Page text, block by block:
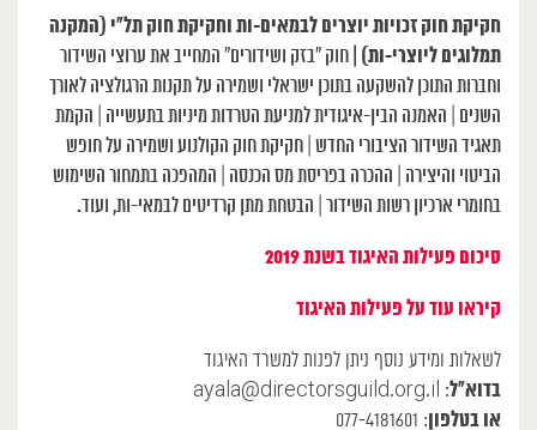
חקיקת חוק זכויות יוצרים לבמאים-ות וחקיקת חוק תל”י (המקנה
תמלוגים ליוצרי-ות) | חוק “בזק ושידורים” המחייב את ערוצי השידור
וחברות התוכן להשקעה בתוכן ישראלי ושמירה על תקנות הרגולציה לאורך
השנים | האמנה הבין-איגודית למניעת הטרדות מיניות בתעשייה | הקמת
תאגיד השידור הציבורי החדש | חקיקת חוק הקולנוע ושמירה על חופש
הביטוי והיצירה | ההכרה בפריסת מס הכנסה | המהפכה בתמחור השימוש
בחומרי ארכיון רשות השידור | הבטחת מתן קרדיטים לבמאי-ות, ועוד.
סיכום פעילות האיגוד בשנת 2019
קיראו עוד על פעילות האיגוד
לשאלות ומידע נוסף ניתן לפנות למשרד האיגוד
בדוא”ל:
ayala@directorsguild.org.il
או בטלפון: 077-4181601